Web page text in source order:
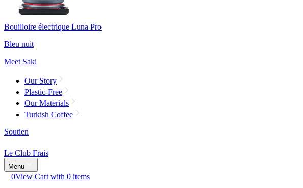
Bouilloire électrique Luna Pro
Bleu nuit
Meet Saki
Our Story
Plastic-Free
Our Materials
Turkish Coffee
Soutien
Le Club Frais
Menu
0View Cart with 0 items